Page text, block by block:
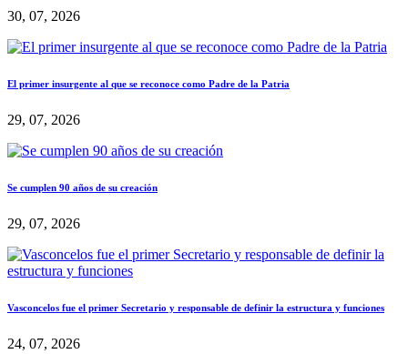
30, 07, 2026
El primer insurgente al que se reconoce como Padre de la Patria
29, 07, 2026
Se cumplen 90 años de su creación
29, 07, 2026
Vasconcelos fue el primer Secretario y responsable de definir la estructura y funciones
24, 07, 2026